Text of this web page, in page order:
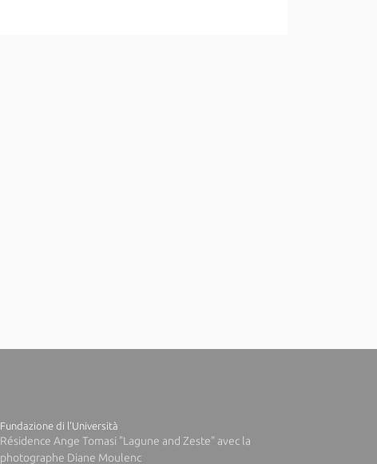
Fundazione di l'Università
Résidence Ange Tomasi "Lagune and Zeste" avec la
photographe Diane Moulenc